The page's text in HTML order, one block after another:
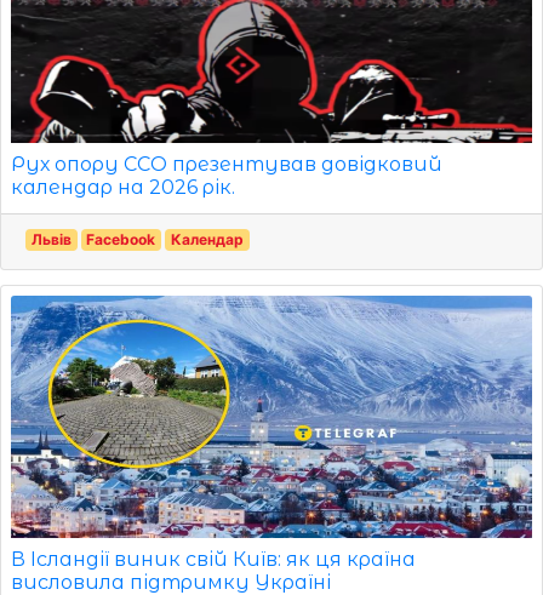
Рух опору ССО презентував довідковий
календар на 2026 рік.
Львів Facebook Календар
В Ісландії виник свій Київ: як ця країна
висловила підтримку Україні